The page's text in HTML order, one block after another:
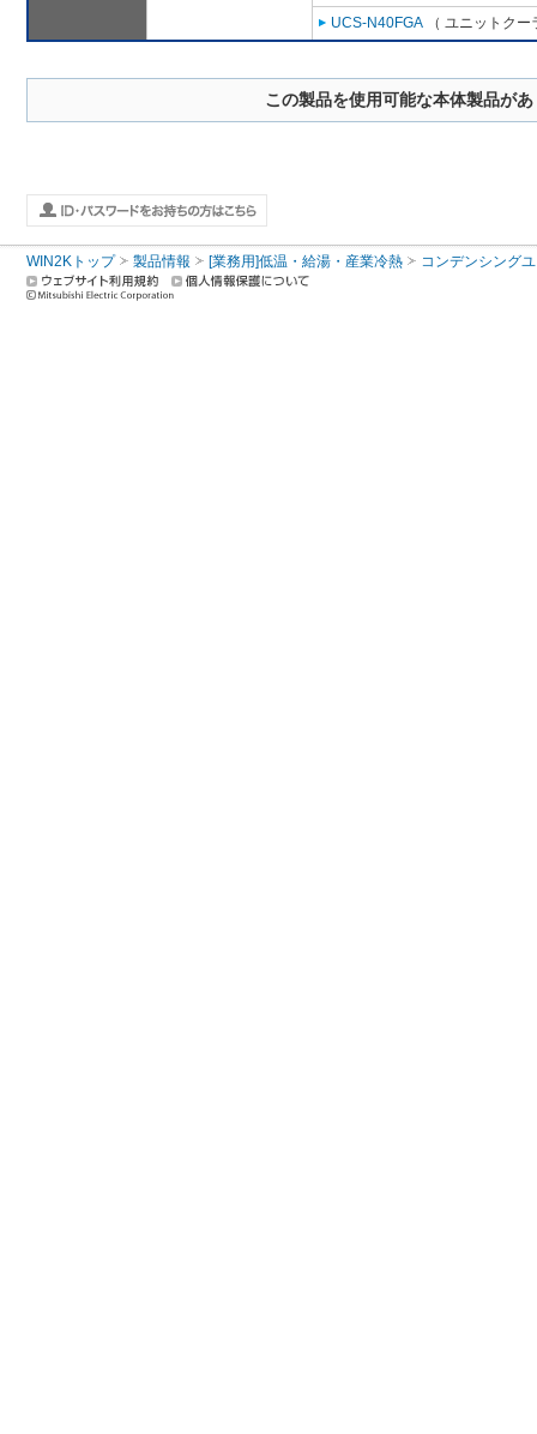
UCS-N40FGA （ ユニットク
この製品を使用可能な本体製品が
WIN2Kトップ 製品情報 [業務用]低温・給湯・産業冷熱 コンデンシング